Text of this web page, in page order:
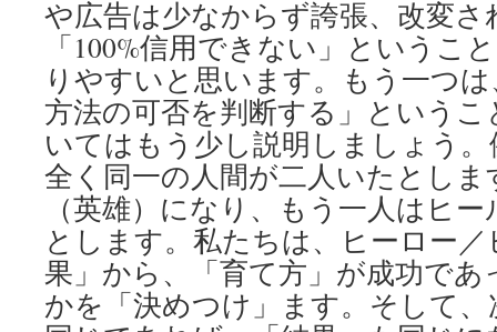
や広告は少なからず誇張、改変
「100%信用できない」というこ
りやすいと思います。もう一つ
方法の可否を判断する」という
いてはもう少し説明しましょう
全く同一の人間が二人いたとし
（英雄）になり、もう一人はヒ
とします。私たちは、ヒーロー
果」から、「育て方」が成功で
かを「決めつけ」ます。そして